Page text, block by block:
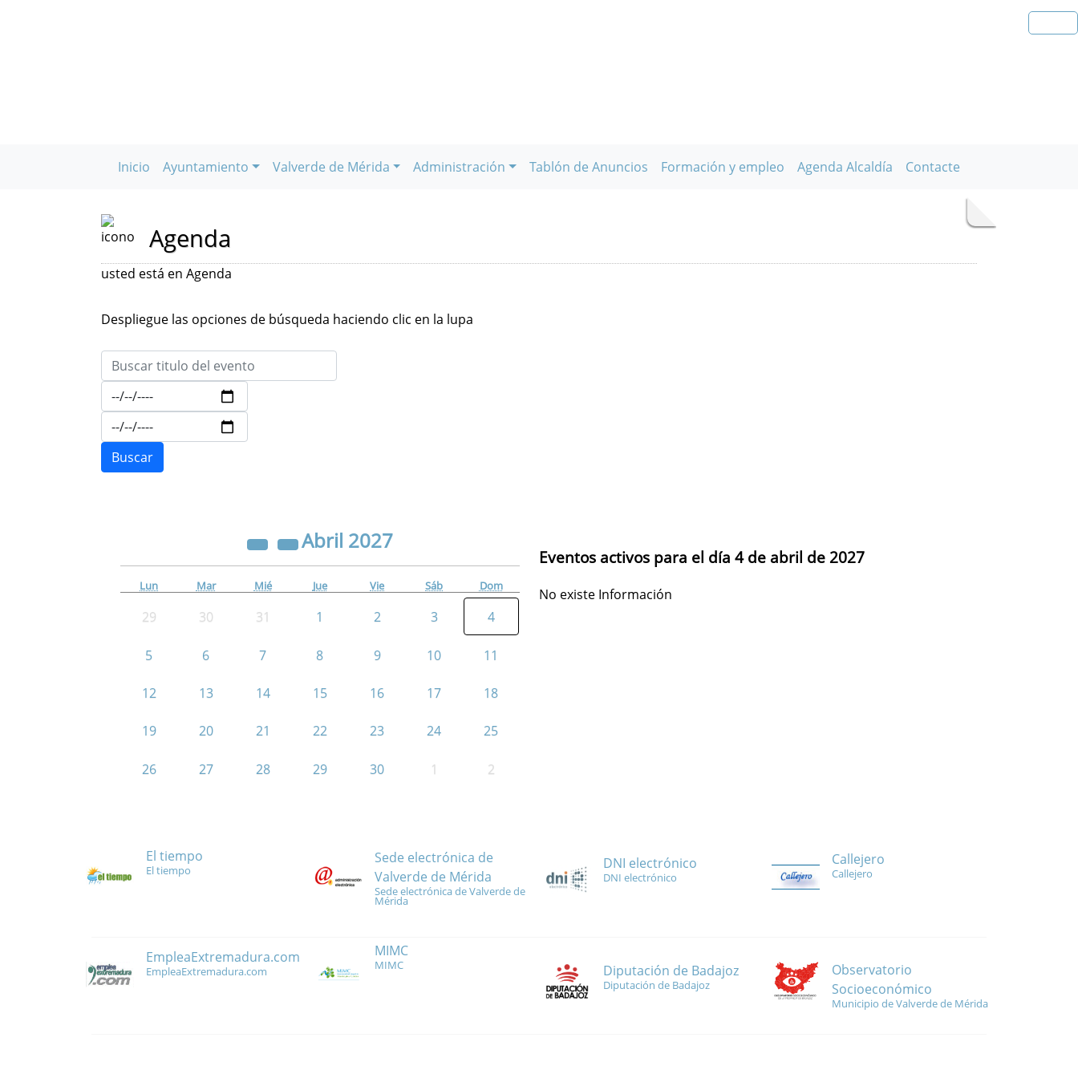
Inicio Ayuntamiento Valverde de Mérida Administración Tablón de Anuncios Formación y empleo Agenda Alcaldía Contacte
Agenda
usted está en Agenda
Despliegue las opciones de búsqueda haciendo clic en la lupa
Abril 2027
Lun Mar Mié Jue Vie Sáb Dom
29 30 31 1 2 3 4
5 6 7 8 9 10 11
12 13 14 15 16 17 18
19 20 21 22 23 24 25
26 27 28 29 30 1 2
Eventos activos para el día 4 de abril de 2027
No existe Información
El tiempo
El tiempo
Sede electrónica de
Valverde de Mérida
Sede electrónica de Valverde de
Mérida
DNI electrónico
DNI electrónico
Callejero
Callejero
EmpleaExtremadura.com
EmpleaExtremadura.com
MIMC
MIMC Diputación de Badajoz
Diputación de Badajoz
Observatorio
Socioeconómico
Municipio de Valverde de Mérida